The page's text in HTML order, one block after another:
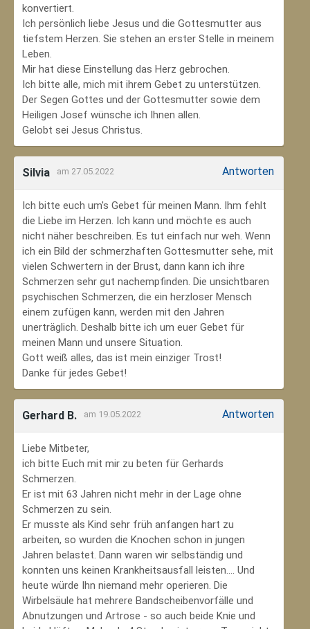
konvertiert.
Ich persönlich liebe Jesus und die Gottesmutter aus
tiefstem Herzen. Sie stehen an erster Stelle in meinem
Leben.
Mir hat diese Einstellung das Herz gebrochen.
Ich bitte alle, mich mit ihrem Gebet zu unterstützen.
Der Segen Gottes und der Gottesmutter sowie dem
Heiligen Josef wünsche ich Ihnen allen.
Gelobt sei Jesus Christus.
Silvia am 27.05.2022 Antworten
Ich bitte euch um's Gebet für meinen Mann. Ihm fehlt
die Liebe im Herzen. Ich kann und möchte es auch
nicht näher beschreiben. Es tut einfach nur weh. Wenn
ich ein Bild der schmerzhaften Gottesmutter sehe, mit
vielen Schwertern in der Brust, dann kann ich ihre
Schmerzen sehr gut nachempfinden. Die unsichtbaren
psychischen Schmerzen, die ein herzloser Mensch
einem zufügen kann, werden mit den Jahren
unerträglich. Deshalb bitte ich um euer Gebet für
meinen Mann und unsere Situation.
Gott weiß alles, das ist mein einziger Trost!
Danke für jedes Gebet!
Gerhard B. am 19.05.2022 Antworten
Liebe Mitbeter,
ich bitte Euch mit mir zu beten für Gerhards
Schmerzen.
Er ist mit 63 Jahren nicht mehr in der Lage ohne
Schmerzen zu sein.
Er musste als Kind sehr früh anfangen hart zu
arbeiten, so wurden die Knochen schon in jungen
Jahren belastet. Dann waren wir selbständig und
konnten uns keinen Krankheitsausfall leisten.... Und
heute würde Ihn niemand mehr operieren. Die
Wirbelsäule hat mehrere Bandscheibenvorfälle und
Abnutzungen und Artrose - so auch beide Knie und